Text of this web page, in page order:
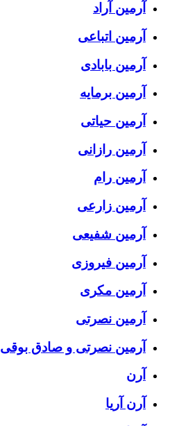
آرمین آراد
آرمین اتباعی
آرمین بابادی
آرمین برمایه
آرمین حیاتی
آرمین رازانی
آرمین رام
آرمین زارعی
آرمین شفیعی
آرمین فیروزی
آرمین مکری
آرمین نصرتی
آرمین نصرتی و صادق بوقی
آرن
آرن آریا